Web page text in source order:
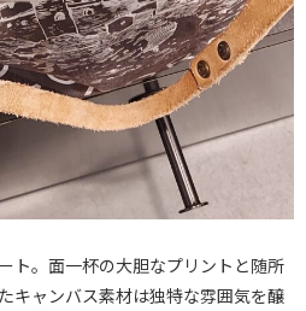
ト。面一杯の大胆なプリントと随所
キャンバス素材は独特な雰囲気を醸